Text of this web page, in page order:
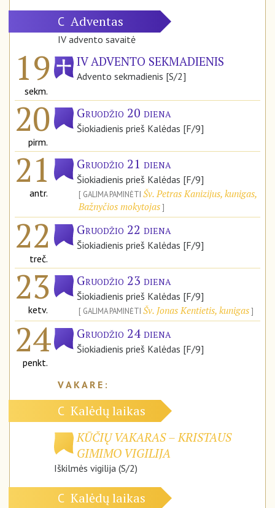
C Adventas
IV advento savaitė
19
sekm.
IV ADVENTO SEKMADIENIS
Advento sekmadienis [S/2]
20
pirm.
Gruodžio 20 diena
Šiokiadienis prieš Kalėdas [F/9]
21
antr.
Gruodžio 21 diena
Šiokiadienis prieš Kalėdas [F/9]
GALIMA PAMINĖTI Šv. Petras Kanizijus, kunigas,
Bažnyčios mokytojas
22
treč.
Gruodžio 22 diena
Šiokiadienis prieš Kalėdas [F/9]
23
ketv.
Gruodžio 23 diena
Šiokiadienis prieš Kalėdas [F/9]
GALIMA PAMINĖTI Šv. Jonas Kentietis, kunigas
24
penkt.
Gruodžio 24 diena
Šiokiadienis prieš Kalėdas [F/9]
C Kalėdų laikas
KŪČIŲ VAKARAS – KRISTAUS
GIMIMO VIGILIJA
Iškilmės vigilija (S/2)
C Kalėdų laikas